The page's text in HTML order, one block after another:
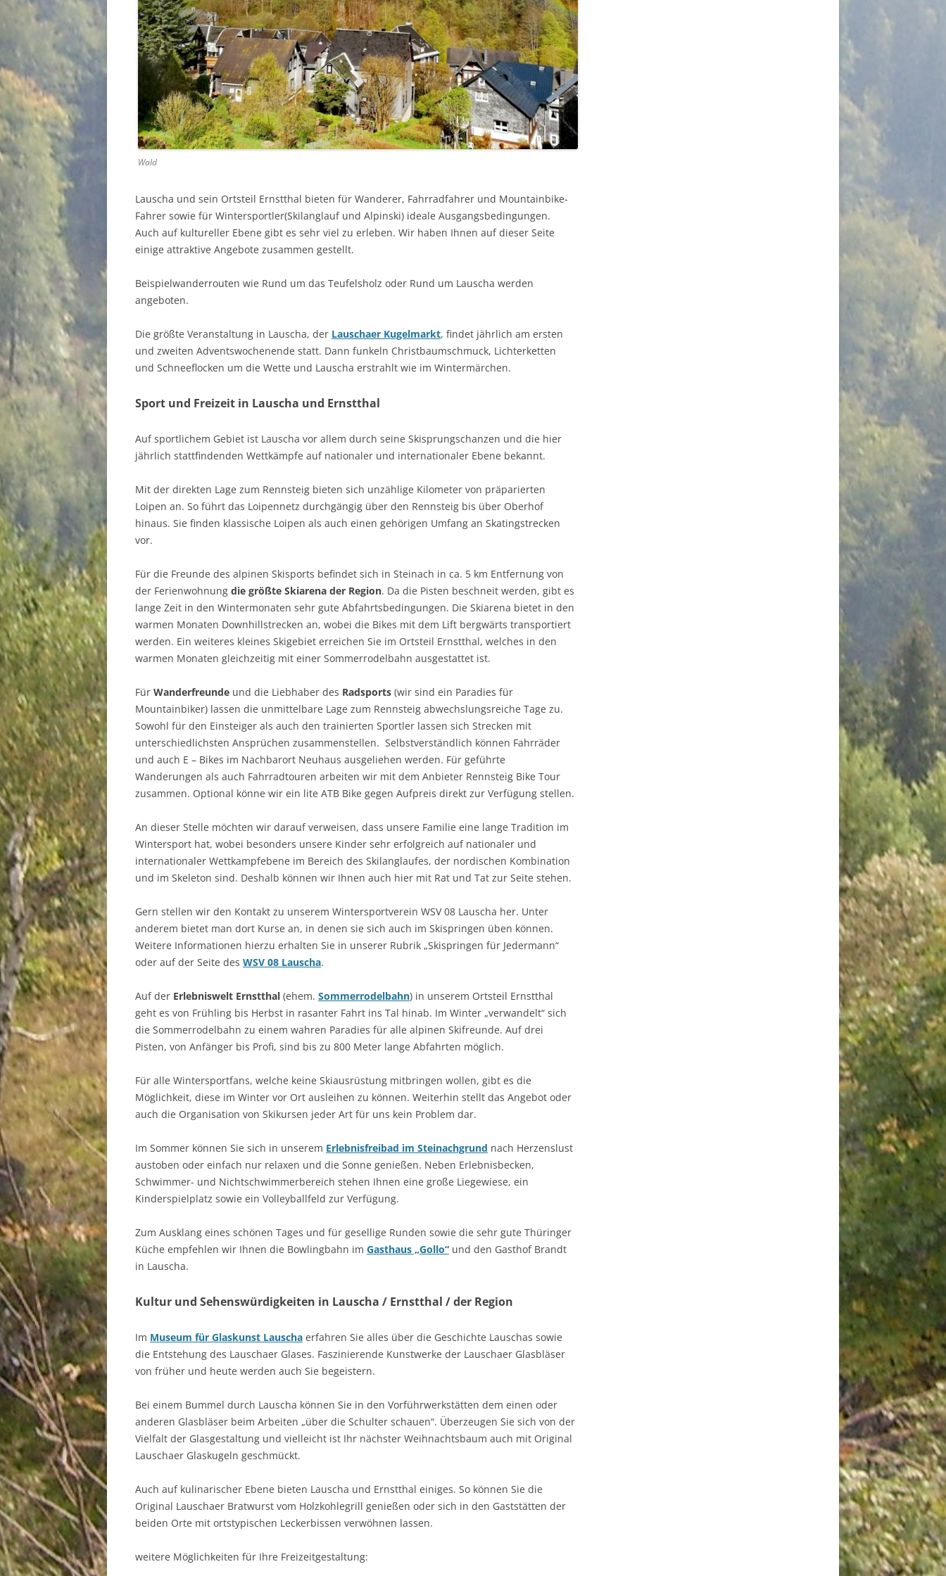
Wald
Lauscha und sein Ortsteil Ernstthal bieten für Wanderer, Fahrradfahrer und Mountainbike-
Fahrer sowie für Wintersportler(Skilanglauf und Alpinski) ideale Ausgangsbedingungen.
Auch auf kultureller Ebene gibt es sehr viel zu erleben. Wir haben Ihnen auf dieser Seite
einige attraktive Angebote zusammen gestellt.
Beispielwanderrouten wie Rund um das Teufelsholz oder Rund um Lauscha werden
angeboten.
Die größte Veranstaltung in Lauscha, der Lauschaer Kugelmarkt, findet jährlich am ersten
und zweiten Adventswochenende statt. Dann funkeln Christbaumschmuck, Lichterketten
und Schneeflocken um die Wette und Lauscha erstrahlt wie im Wintermärchen.
Sport und Freizeit in Lauscha und Ernstthal
Auf sportlichem Gebiet ist Lauscha vor allem durch seine Skisprungschanzen und die hier
jährlich stattfindenden Wettkämpfe auf nationaler und internationaler Ebene bekannt.
Mit der direkten Lage zum Rennsteig bieten sich unzählige Kilometer von präparierten
Loipen an. So führt das Loipennetz durchgängig über den Rennsteig bis über Oberhof
hinaus. Sie finden klassische Loipen als auch einen gehörigen Umfang an Skatingstrecken
vor.
Für die Freunde des alpinen Skisports befindet sich in Steinach in ca. 5 km Entfernung von
der Ferienwohnung die größte Skiarena der Region. Da die Pisten beschneit werden, gibt es
lange Zeit in den Wintermonaten sehr gute Abfahrtsbedingungen. Die Skiarena bietet in den
warmen Monaten Downhillstrecken an, wobei die Bikes mit dem Lift bergwärts transportiert
werden. Ein weiteres kleines Skigebiet erreichen Sie im Ortsteil Ernstthal, welches in den
warmen Monaten gleichzeitig mit einer Sommerrodelbahn ausgestattet ist.
Für Wanderfreunde und die Liebhaber des Radsports (wir sind ein Paradies für
Mountainbiker) lassen die unmittelbare Lage zum Rennsteig abwechslungsreiche Tage zu.
Sowohl für den Einsteiger als auch den trainierten Sportler lassen sich Strecken mit
unterschiedlichsten Ansprüchen zusammenstellen. Selbstverständlich können Fahrräder
und auch E – Bikes im Nachbarort Neuhaus ausgeliehen werden. Für geführte
Wanderungen als auch Fahrradtouren arbeiten wir mit dem Anbieter Rennsteig Bike Tour
zusammen. Optional könne wir ein lite ATB Bike gegen Aufpreis direkt zur Verfügung stellen.
An dieser Stelle möchten wir darauf verweisen, dass unsere Familie eine lange Tradition im
Wintersport hat, wobei besonders unsere Kinder sehr erfolgreich auf nationaler und
internationaler Wettkampfebene im Bereich des Skilanglaufes, der nordischen Kombination
und im Skeleton sind. Deshalb können wir Ihnen auch hier mit Rat und Tat zur Seite stehen.
Gern stellen wir den Kontakt zu unserem Wintersportverein WSV 08 Lauscha her. Unter
anderem bietet man dort Kurse an, in denen sie sich auch im Skispringen üben können.
Weitere Informationen hierzu erhalten Sie in unserer Rubrik „Skispringen für Jedermann“
oder auf der Seite des WSV 08 Lauscha.
Auf der Erlebniswelt Ernstthal (ehem. Sommerrodelbahn) in unserem Ortsteil Ernstthal
geht es von Frühling bis Herbst in rasanter Fahrt ins Tal hinab. Im Winter „verwandelt“ sich
die Sommerrodelbahn zu einem wahren Paradies für alle alpinen Skifreunde. Auf drei
Pisten, von Anfänger bis Profi, sind bis zu 800 Meter lange Abfahrten möglich.
Für alle Wintersportfans, welche keine Skiausrüstung mitbringen wollen, gibt es die
Möglichkeit, diese im Winter vor Ort ausleihen zu können. Weiterhin stellt das Angebot oder
auch die Organisation von Skikursen jeder Art für uns kein Problem dar.
Im Sommer können Sie sich in unserem Erlebnisfreibad im Steinachgrund nach Herzenslust
austoben oder einfach nur relaxen und die Sonne genießen. Neben Erlebnisbecken,
Schwimmer- und Nichtschwimmerbereich stehen Ihnen eine große Liegewiese, ein
Kinderspielplatz sowie ein Volleyballfeld zur Verfügung.
Zum Ausklang eines schönen Tages und für gesellige Runden sowie die sehr gute Thüringer
Küche empfehlen wir Ihnen die Bowlingbahn im Gasthaus „Gollo“ und den Gasthof Brandt
in Lauscha.
Kultur und Sehenswürdigkeiten in Lauscha / Ernstthal / der Region
Im Museum für Glaskunst Lauscha erfahren Sie alles über die Geschichte Lauschas sowie
die Entstehung des Lauschaer Glases. Faszinierende Kunstwerke der Lauschaer Glasbläser
von früher und heute werden auch Sie begeistern.
Bei einem Bummel durch Lauscha können Sie in den Vorführwerkstätten dem einen oder
anderen Glasbläser beim Arbeiten „über die Schulter schauen“. Überzeugen Sie sich von der
Vielfalt der Glasgestaltung und vielleicht ist Ihr nächster Weihnachtsbaum auch mit Original
Lauschaer Glaskugeln geschmückt.
Auch auf kulinarischer Ebene bieten Lauscha und Ernstthal einiges. So können Sie die
Original Lauschaer Bratwurst vom Holzkohlegrill genießen oder sich in den Gaststätten der
beiden Orte mit ortstypischen Leckerbissen verwöhnen lassen.
weitere Möglichkeiten für Ihre Freizeitgestaltung: